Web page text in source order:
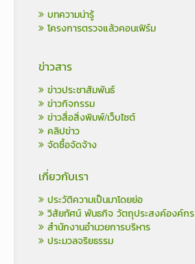
บทความน่ารู้
โครงการตรวจแล้วคอนเฟิร์ม
ข่าวสาร
ข่าวประชาสัมพันธ์
ข่าวกิจกรรม
ข่าวสื่อสิ่งพิมพ์/เว็บไซต์
คลิปข่าว
จัดซื้อจัดจ้าง
เกี่ยวกับเรา
ประวัติความเป็นมาโดยย่อ
วิสัยทัศน์ พันธกิจ วัตถุประสงค์องค์กร
สำนักงานอำนวยการบริหาร
ประมวลจริยธรรม